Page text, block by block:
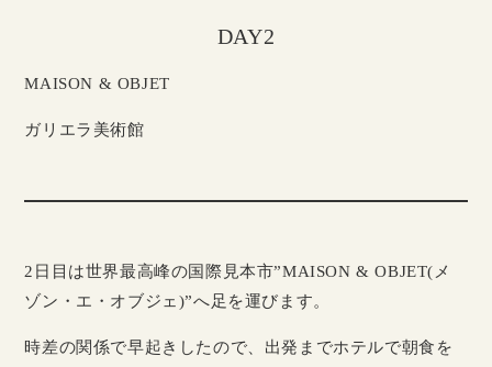
DAY2
MAISON & OBJET
ガリエラ美術館
2日目は世界最高峰の国際見本市”MAISON & OBJET(メ
ゾン・エ・オブジェ)”へ足を運びます。
時差の関係で早起きしたので、出発までホテルで朝食を